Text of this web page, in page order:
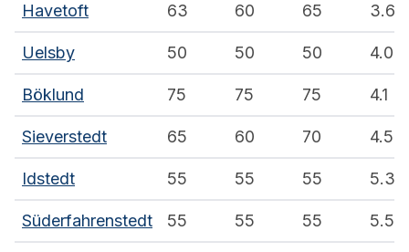
Havetoft 63 60 65 3.6
Uelsby 50 50 50 4.0
Böklund 75 75 75 4.1
Sieverstedt 65 60 70 4.5
Idstedt 55 55 55 5.3
Süderfahrenstedt 55 55 55 5.5